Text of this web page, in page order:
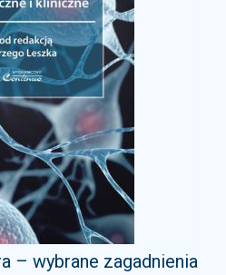
– wybrane zagadnienia